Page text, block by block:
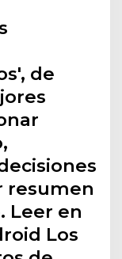
de
resumen
Leer en
Los